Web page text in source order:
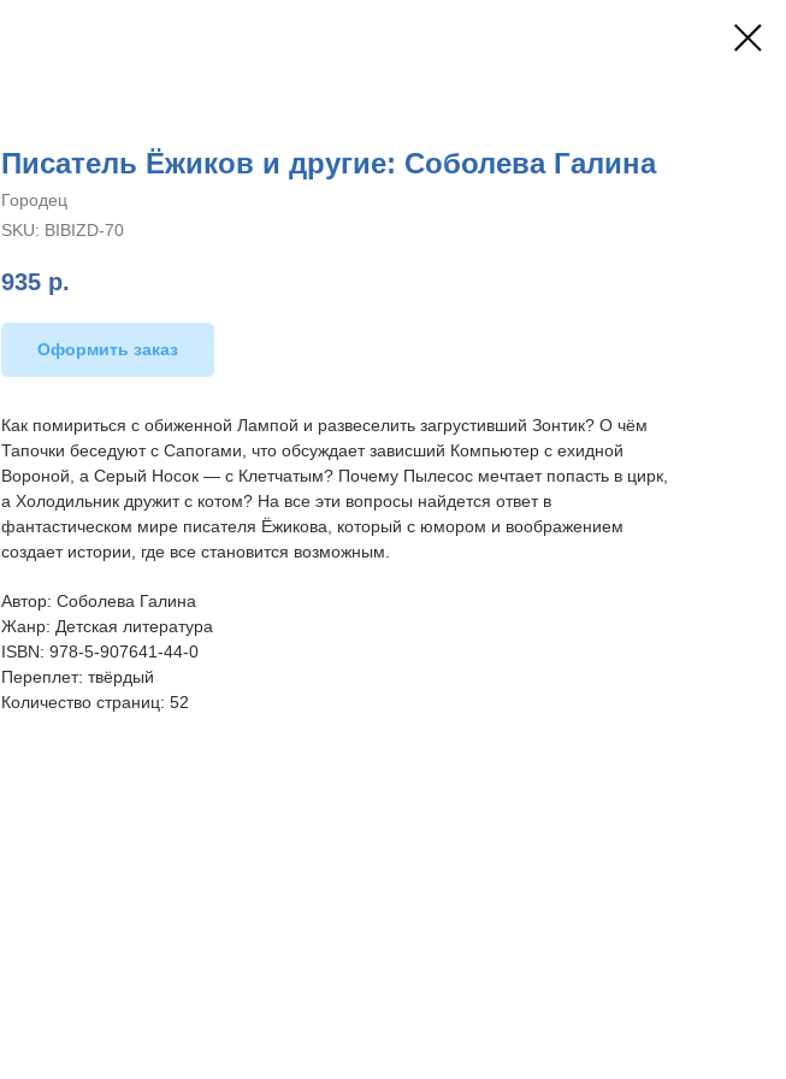
Писатель Ёжиков и другие: Соболева Галина
Городец
SKU: BIBIZD-70
935 р.
Оформить заказ
Как помириться с обиженной Лампой и развеселить загрустивший Зонтик? О чём
Тапочки беседуют с Сапогами, что обсуждает зависший Компьютер с ехидной
Вороной, а Серый Носок — с Клетчатым? Почему Пылесос мечтает попасть в цирк,
а Холодильник дружит с котом? На все эти вопросы найдется ответ в
фантастическом мире писателя Ёжикова, который с юмором и воображением
создает истории, где все становится возможным.
Автор: Соболева Галина
Жанр: Детская литература
ISBN: 978-5-907641-44-0
Переплет: твёрдый
Количество страниц: 52